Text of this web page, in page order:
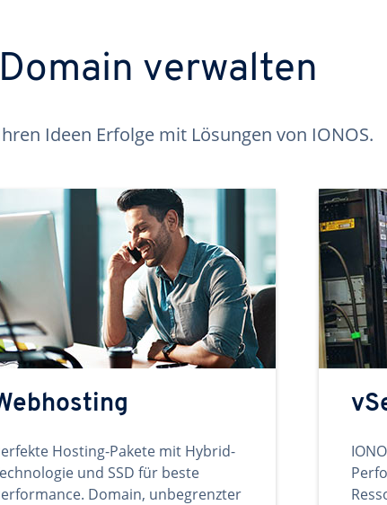
verwalten
Ideen Erfolge mit Lösungen von IONOS.
Hosting-Pakete mit Hybrid-
und SSD für beste
Domain, unbegrenzter